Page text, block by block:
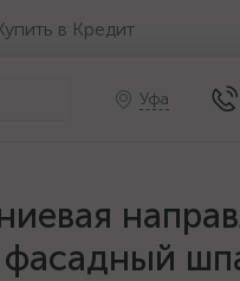
в Кредит
Уфа